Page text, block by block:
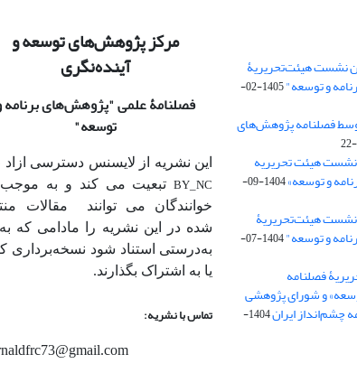
نشست هیئت‌تحریریۀ
و توسعه"
1405-02-
فصلنامه پژوهش‌های
هیئت‌ تحریریه
و توسعه»
1404-09-
هیئت‌تحریریۀ
و توسعه"
1404-07-
فصلنامه
و شورای پژوهشی
ایران
1404-
مرکز پژوهش‌های توسعه و
آینده‌نگری
فصلنامۀ علمی"پژوهش‌های برنامه
توسعه"
این نشریه از لایسنس دسترسی ازاد
BY_NCتبعیت می کند و به
خوانندگان می توانند مقالات
شده در این نشریه را مادامی که
به‌درستی استناد شود نسخه‌برداری
یا به اشتراک بگذارند.
تماس با نشریه: